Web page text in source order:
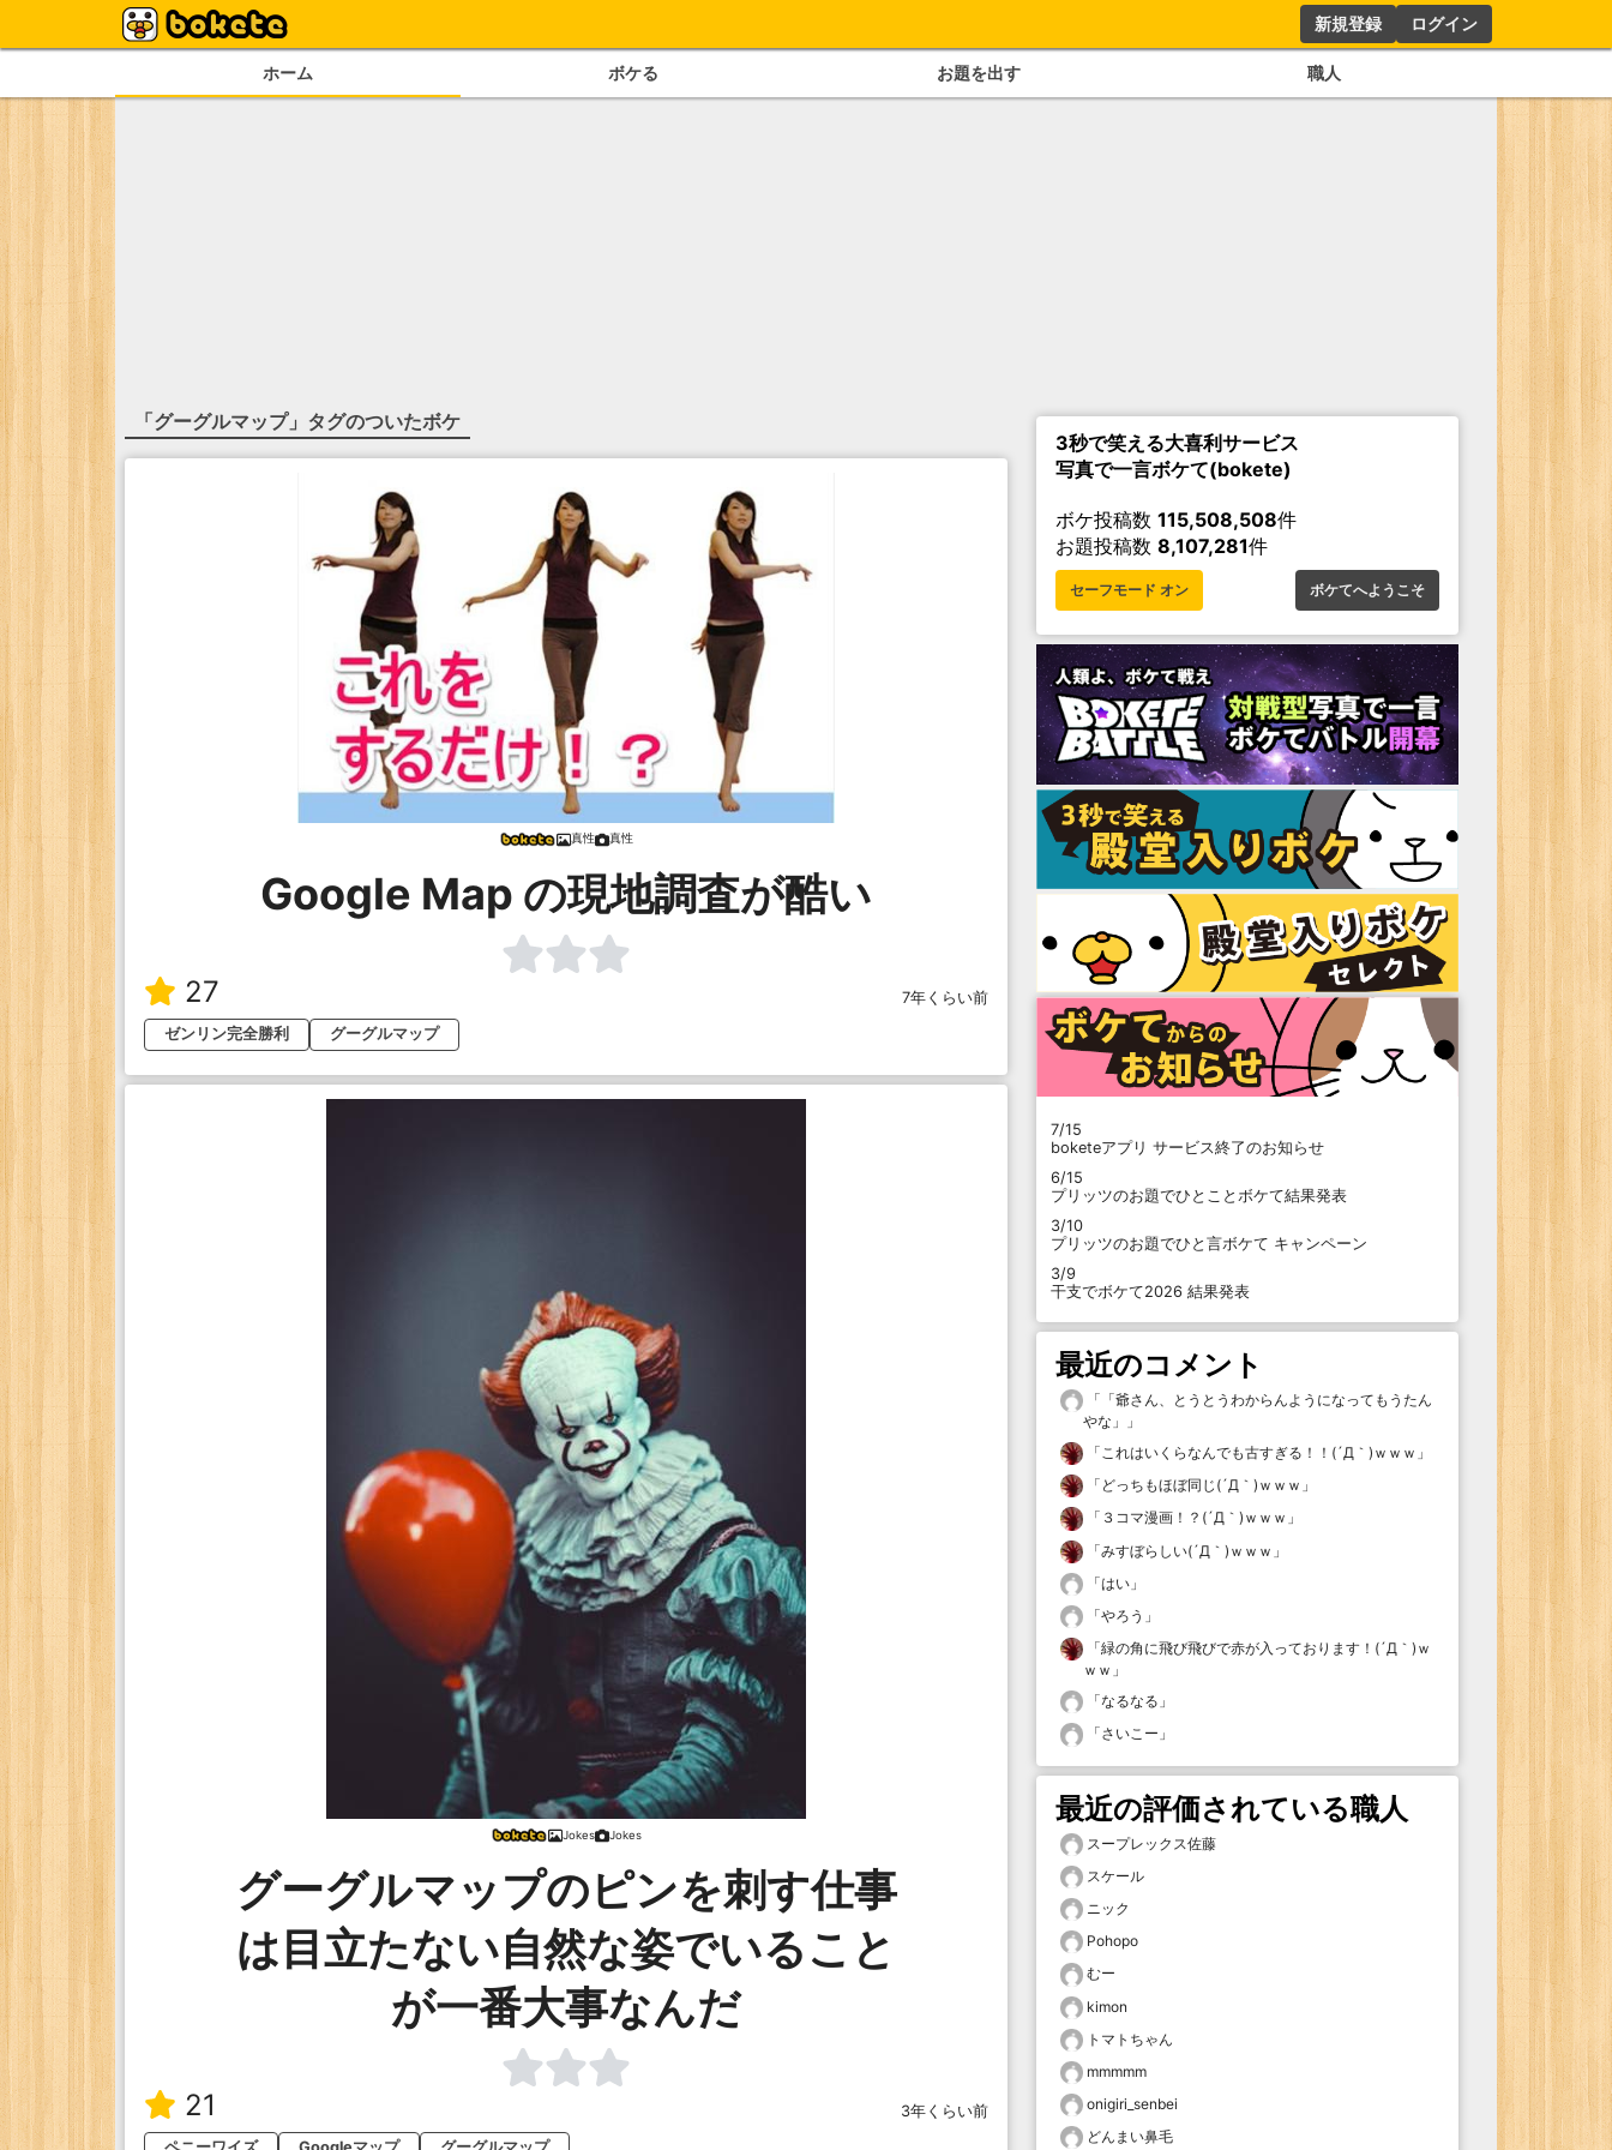
新規登録 ログイン
ホーム ボケる お題を出す 職人
「グーグルマップ」タグのついたボケ
真性 真性
Google Map の現地調査が酷い
27
7年くらい前
ゼンリン完全勝利
グーグルマップ
Jokes Jokes
グーグルマップのピンを刺す仕事
は目立たない自然な姿でいること
が一番大事なんだ
21
3年くらい前
3秒で笑える大喜利サービス
写真で一言ボケて(bokete)
ボケ投稿数 115,508,508件
お題投稿数 8,107,281件
セーフモード オン ボケてへようこそ
7/15
boketeアプリ サービス終了のお知らせ
6/15
プリッツのお題でひとことボケて結果発表
3/10
プリッツのお題でひと言ボケて キャンペーン
3/9
干支でボケて2026 結果発表
最近のコメント
「 「爺さん、とうとうわからんようになってもうたん
やな」
」
「これはいくらなんでも古すぎる！！(´Д｀)ｗｗｗ 」
「 どっちもほぼ同じ(´Д｀)ｗｗｗ 」
「 ３コマ漫画！？(´Д｀)ｗｗｗ 」
「みすぼらしい(´Д｀)ｗｗｗ 」
「はい 」
「やろう 」
「緑の角に飛び飛びで赤が入っております！(´Д｀)ｗ
ｗｗ 」
「なるなる 」
「さいこー 」
最近の評価されている職人
スープレックス佐藤
スケール
ニック
Pohopo
むー
kimon
トマトちゃん
mmmmm
onigiri_senbei
どんまい鼻毛